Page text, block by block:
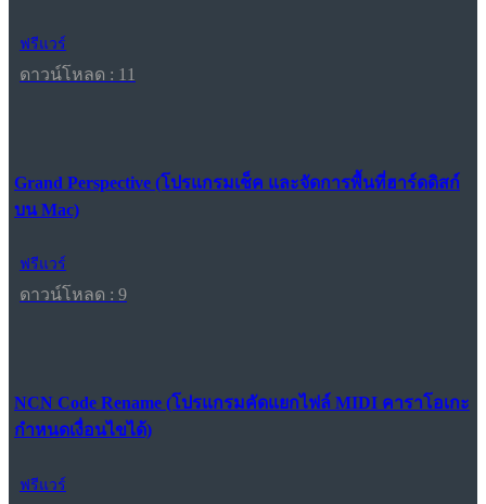
ฟรีแวร์
ดาวน์โหลด : 11
Grand Perspective (โปรแกรมเช็ค และจัดการพื้นที่ฮาร์ดดิสก์
บน Mac)
ฟรีแวร์
ดาวน์โหลด : 9
NCN Code Rename (โปรแกรมคัดแยกไฟล์ MIDI คาราโอเกะ
กำหนดเงื่อนไขได้)
ฟรีแวร์